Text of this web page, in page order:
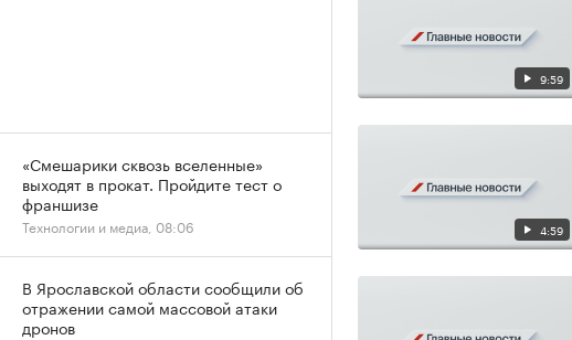
9:59
4:59
«Смешарики сквозь вселенные»
выходят в прокат. Пройдите тест о
франшизе
Технологии и медиа, 08:06
В Ярославской области сообщили об
отражении самой массовой атаки
дронов